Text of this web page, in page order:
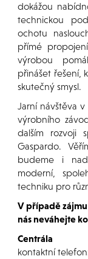
dokážou
technickou
ochotu
přímé
výrobou
přinášet řešení,
skutečný smysl.
Jarní návštěva
výrobního
dalším rozvoji
Gaspardo.
budeme i
moderní,
techniku pro
V případě
nás neváhejte
Centrála
kontaktní